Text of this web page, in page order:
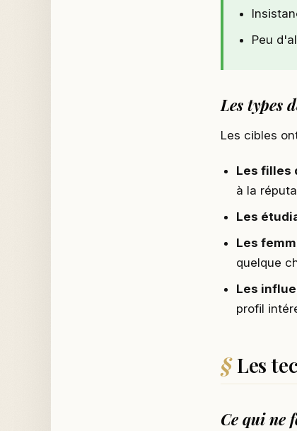
Peu
Les types
Les cibles
Les filles
à la
Les
Les
quelque
Les
profil
Les
Ce qui ne